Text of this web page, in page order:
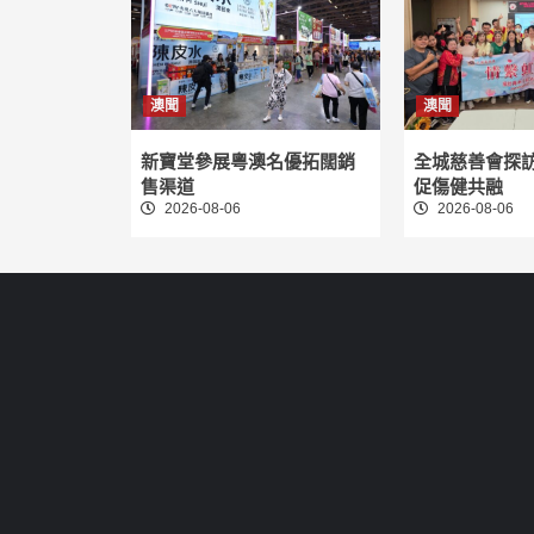
澳聞
新寶堂參展粵澳名優拓闊銷
售渠道
2026-08-06
澳聞
全城慈善會探
促傷健共融
2026-08-06